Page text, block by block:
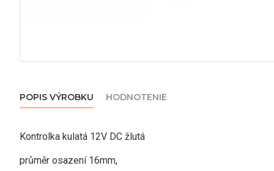
POPIS VÝROBKU HODNOTENIE
Kontrolka kulatá 12V DC žlutá
průměr osazení 16mm,